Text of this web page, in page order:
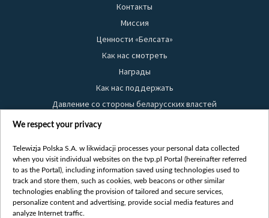
Контакты
Миссия
Ценности «Белсата»
Как нас смотреть
Награды
Как нас поддержать
Давление со стороны беларусских властей
Правила использования материалов
Безопасность
Youtube
Белсат news
Белсат Life
We respect your privacy
Telewizja Polska S.A. w likwidacji processes your personal data collected
when you visit individual websites on the tvp.pl Portal (hereinafter referred
to as the Portal), including information saved using technologies used to
track and store them, such as cookies, web beacons or other similar
technologies enabling the provision of tailored and secure services,
personalize content and advertising, provide social media features and
analyze Internet traffic.